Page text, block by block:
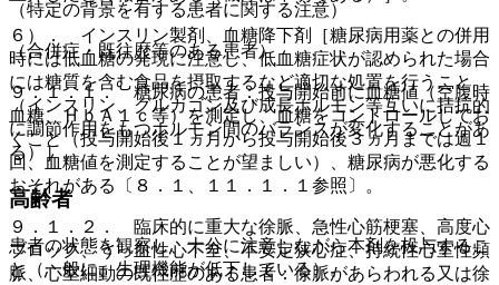
６）． インスリン製剤、血糖降下剤［糖尿病用薬との併用
時には低血糖の発現に注意し、低血糖症状が認められた場合
には糖質を含む食品を摂取するなど適切な処置を行うこと
（インスリン、グルカゴン及び成長ホルモン等互いに拮抗的
に調節作用をもつホルモン間のバランスが変化することがあ
る）］。
高齢者
患者の状態を観察し、十分に注意しながら本剤を投与するこ
と（一般に、生理機能が低下している）。
（特定の背景を有する患者に関する注意）
（合併症・既往歴等のある患者）
９．１．１． 糖尿病の患者：投与開始前に血糖値（空腹時
血糖、ＨｂＡ１ｃ等）を測定し、血糖をコントロールしてお
くこと（投与開始後１ヵ月から投与開始後３ヵ月までは週１
回、血糖値を測定することが望ましい）、糖尿病が悪化する
おそれがある〔８．１、１１．１．１参照〕。
９．１．２． 臨床的に重大な徐脈、急性心筋梗塞、高度心
ブロック、うっ血性心不全、不安定狭心症、持続性心室性頻
脈、心室細動の既往歴のある患者：徐脈があらわれる又は徐